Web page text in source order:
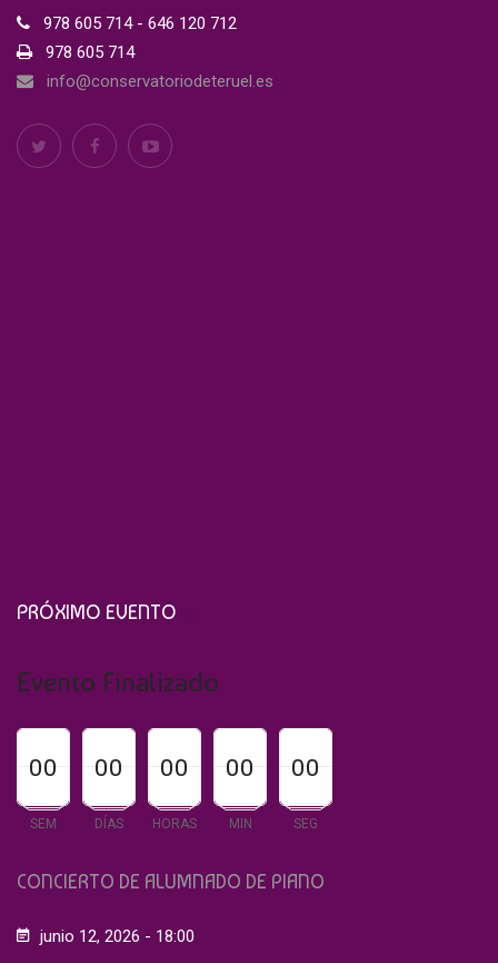
978 605 714 - 646 120 712
978 605 714
info@conservatoriodeteruel.es
PRÓXIMO EVENTO
Evento Finalizado
00
00
00
SEM
00
00
00
DÍAS
00
00
00
HORAS
00
00
00
MIN
00
00
00
SEG
CONCIERTO DE ALUMNADO DE PIANO
junio 12, 2026 - 18:00